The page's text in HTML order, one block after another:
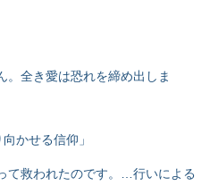
。全き愛は恐れを締め出しま
かせる信仰」
て救われたのです。…行いによる